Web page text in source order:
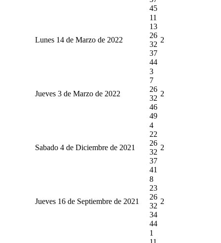
45
Lunes 14 de Marzo de 2022
11
13
26
32
37
44
2
Jueves 3 de Marzo de 2022
3
7
26
32
46
49
2
Sabado 4 de Diciembre de 2021
4
22
26
32
37
41
2
Jueves 16 de Septiembre de 2021
8
23
26
32
34
44
2
1